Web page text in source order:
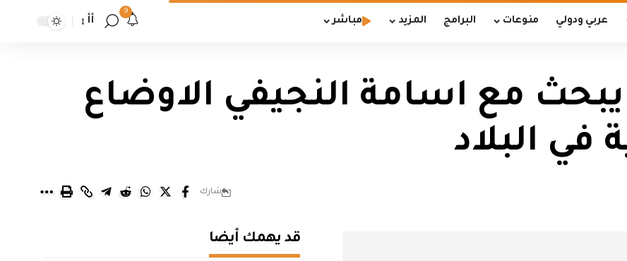
عربي ودولي منوعات البرامج المزيد مباشر
9
أأ
مع اسامة النجيفي الاوضاع
في البلاد
شارك
قد يهمك أيضا